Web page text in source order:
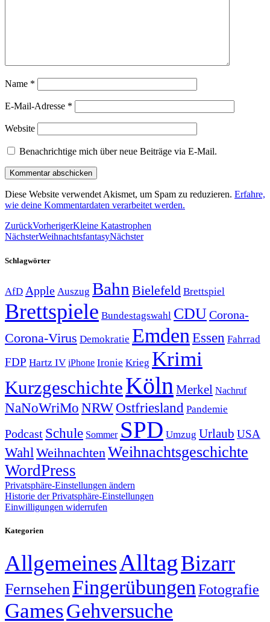
Name *
E-Mail-Adresse *
Website
Benachrichtige mich über neue Beiträge via E-Mail.
Diese Website verwendet Akismet, um Spam zu reduzieren. Erfahre,
wie deine Kommentardaten verarbeitet werden.
ZurückVorherigerKleine Katastrophen
NächsterWeihnachtsfantasyNächster
Schlagwörter
AfD Apple Auszug Bahn Bielefeld Brettspiel
Brettspiele Bundestagswahl CDUCorona-
Corona-Virus Demokratie Emden Essen Fahrrad
FDP Hartz IV iPhone Ironie Krieg Krimi
KurzgeschichteKöln Merkel Nachruf
NaNoWriMo NRWOstfriesland Pandemie
Podcast Schule Sommer SPD Umzug Urlaub USA
Wahl Weihnachten Weihnachtsgeschichte
WordPress
Privatsphäre-Einstellungen ändern
Historie der Privatsphäre-Einstellungen
Einwilligungen widerrufen
Kategorien
AllgemeinesAlltagBizarr
FernsehenFingerübungen Fotografie
GamesGehversuche